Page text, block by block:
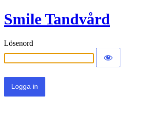
Smile Tandvård
Lösenord